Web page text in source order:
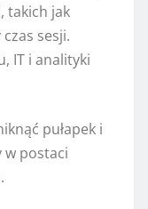
takich jak
sesji.
IT i analityki
pułapek i
w postaci